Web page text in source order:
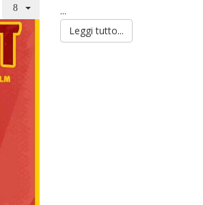
...
Leggi tutto...